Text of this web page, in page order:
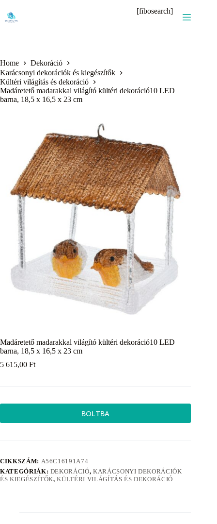
content
[fibosearch]
Home
Dekoráció
Karácsonyi dekorációk és kiegészítők
Kültéri világítás és dekoráció
Madáretető madarakkal világító kültéri dekoráció10 LED
barna, 18,5 x 16,5 x 23 cm
Madáretető madarakkal világító kültéri dekoráció10 LED
barna, 18,5 x 16,5 x 23 cm
5 615,00 Ft
BOLTBA
CIKKSZÁM: A56C16191A74
KATEGÓRIÁK: DEKORÁCIÓ, KARÁCSONYI DEKORÁCIÓK
ÉS KIEGÉSZÍTŐK,KÜLTÉRI VILÁGÍTÁS ÉS DEKORÁCIÓ